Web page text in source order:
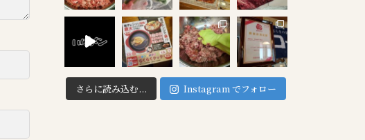
さらに読み込む... Instagram でフォロー